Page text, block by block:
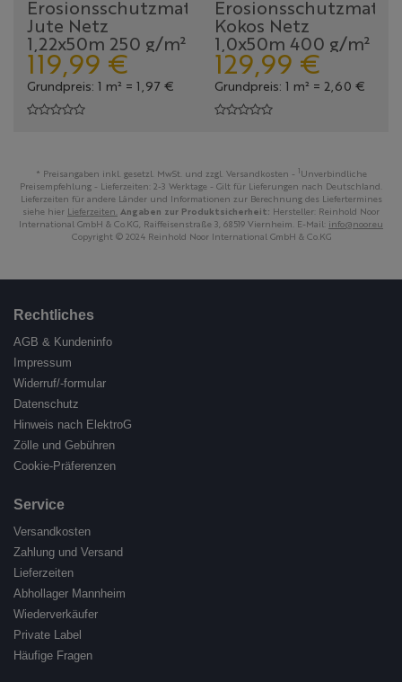
Erosionsschutzmatte
Jute Netz
1,22x50m 250 g/m²
119,99 €
Grundpreis: 1 m² = 1, 97 €
Erosionsschutzmatte
Kokos Netz
1,0x50m 400 g/m²
129,99 €
Grundpreis: 1 m² = 2, 60 €
* Preisangaben inkl. gesetzl. MwSt. und zzgl. Versandkosten -
Unverbindliche
Preisempfehlung - Lieferzeiten: 2-3 Werktage - Gilt für Lieferungen nach Deutschland.
Lieferzeiten für andere Länder und Informationen zur Berechnung des Liefertermines
siehe hier Lieferzeiten. Angaben zur Produktsicherheit: Hersteller: Reinhold Noor
International GmbH & Co.KG, Raiffeisenstraße 3, 68519 Viernheim. E-Mail: info@noor.eu
Copyright © 2024 Reinhold Noor International GmbH & Co.KG
Rechtliches
AGB & Kundeninfo
Impressum
Widerruf/-formular
Datenschutz
Hinweis nach ElektroG
Zölle und Gebühren
Cookie-Präferenzen
Service
Versandkosten
Zahlung und Versand
Lieferzeiten
Abhollager Mannheim
Wiederverkäufer
Private Label
Häufige Fragen